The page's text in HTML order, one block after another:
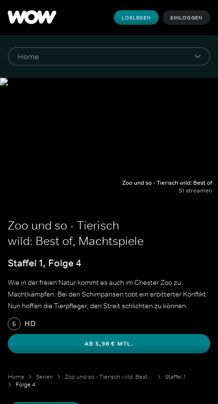
LOSLEGEN EINLOGGEN
Zoo und so - Tierisch wild: Best of
S1 streamen
Zoo und so - Tierisch
wild: Best of, Machtspiele
Staffel 1, Folge 4
Wie in der freien Natur kommt es auch im Chester Zoo zu
Machtkämpfen. Bei den Schimpansen tobt ein erbitterter Konflikt.
Nun hoffen die Tierpfleger, den Streit schlichten zu können.
6 HD
AB 5,98 € MTL.
Home Serien Zoo und so - Tierisch wild: Best of
Staffel 1
Folge 4